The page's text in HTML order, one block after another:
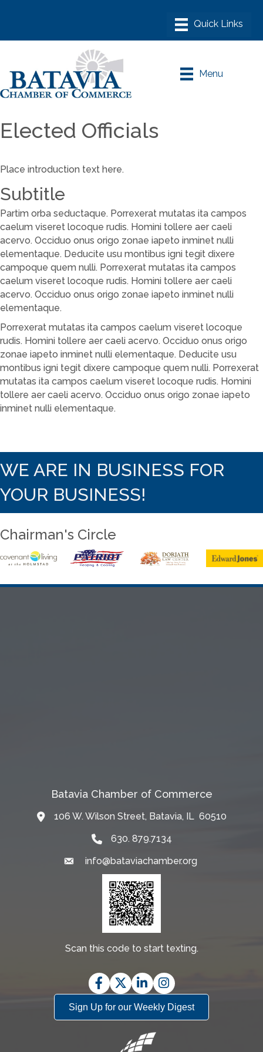
Menu
Elected Officials
Place introduction text here.
Subtitle
Partim orba seductaque. Porrexerat mutatas ita campos
caelum viseret locoque rudis. Homini tollere aer caeli
acervo. Occiduo onus origo zonae iapeto inminet nulli
elementaque. Deducite usu montibus igni tegit dixere
campoque quem nulli. Porrexerat mutatas ita campos
caelum viseret locoque rudis. Homini tollere aer caeli
acervo. Occiduo onus origo zonae iapeto inminet nulli
elementaque.
Porrexerat mutatas ita campos caelum viseret locoque
rudis. Homini tollere aer caeli acervo. Occiduo onus origo
zonae iapeto inminet nulli elementaque. Deducite usu
montibus igni tegit dixere campoque quem nulli. Porrexerat
mutatas ita campos caelum viseret locoque rudis. Homini
tollere aer caeli acervo. Occiduo onus origo zonae iapeto
inminet nulli elementaque.
WE ARE IN BUSINESS FOR
YOUR BUSINESS!
Chairman's Circle
Batavia Chamber of Commerce
Map106 W. Wilson Street, Batavia, IL 60510
630. 879.7134
Emailinfo@bataviachamber.org
Scan this code to start texting.
Facebook
TwitterLinkedInInstagram
Sign Up for our Weekly Digest